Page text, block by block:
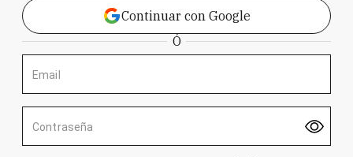
Continuar con Google
Ó
Email
Contraseña